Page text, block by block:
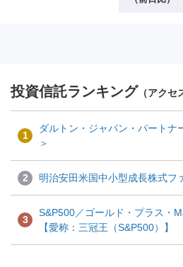
投資信託ランキング （アクセ
1
ダルトン・ジャパン・パート
＞
2 明治安田米国中小型成長株式フ
3
S&P500／ゴールド・プラス・
【愛称：三冠王（S&P500）】